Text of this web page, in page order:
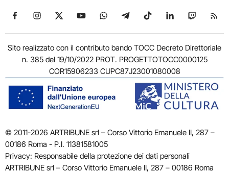
Seguici su Facebook
Seguici su Instagram
Seguici su X
Seguici su YouTube
Seguici su WhatsApp
Seguici su Telegram
Seguici su TikTok
Seguici su
Seguici
Sito realizzato con il contributo bando TOCC Decreto Direttoriale
n. 385 del 19/10/2022 PROT. PROGETTOTOCC0000125
COR15906233 CUPC87J23001080008
© 2011-2026 ARTRIBUNE srl – Corso Vittorio Emanuele II, 287 –
00186 Roma - P.I. 11381581005
Privacy: Responsabile della protezione dei dati personali
ARTRIBUNE srl – Corso Vittorio Emanuele II, 287 – 00186 Roma